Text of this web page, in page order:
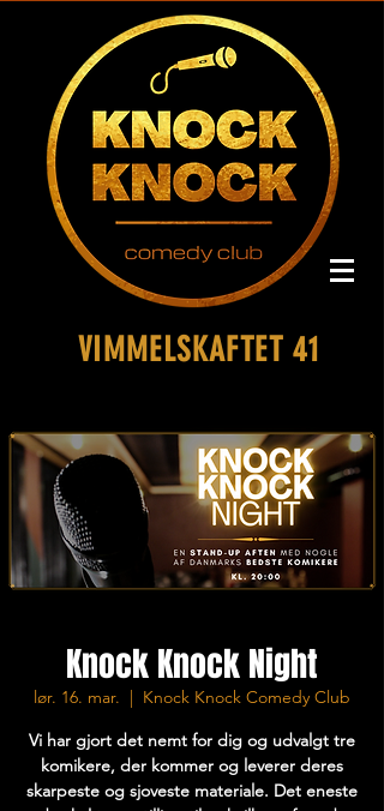
VIMMELSKAFTET 41
Knock Knock Night
lør. 16. mar.
  |
Knock Knock Comedy Club
Vi har gjort det nemt for dig og udvalgt tre
komikere, der kommer og leverer deres
skarpeste og sjoveste materiale. Det eneste